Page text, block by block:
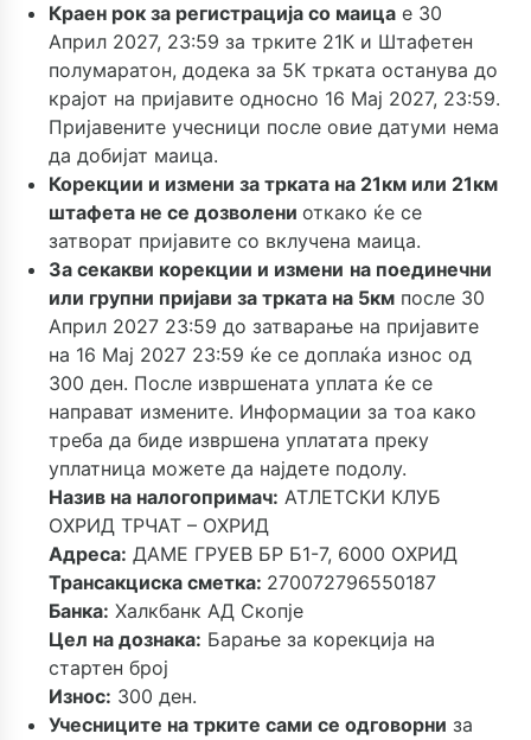
Краен рок за регистрација со маица е 30
Април 2027, 23:59 за трките 21К и Штафетен
полумаратон, додека за 5К трката останува до
крајот на пријавите односно 16 Мај 2027, 23:59.
Пријавените учесници после овие датуми нема
да добијат маица.
Корекции и измени за трката на 21км или 21км
штафета не се дозволени откако ќе се
затворат пријавите со вклучена маица.
За секакви корекции и измени на поединечни
или групни пријави за трката на 5км после 30
Април 2027 23:59 до затварање на пријавите
на 16 Мај 2027 23:59 ќе се доплаќа износ од
300 ден. После извршената уплата ќе се
направат измените. Информации за тоа како
треба да биде извршена уплатата преку
уплатница можете да најдете подолу.
Назив на налогопримач: АТЛЕТСКИ КЛУБ
ОХРИД ТРЧАТ – ОХРИД
Адреса: ДАМЕ ГРУЕВ БР Б1-7, 6000 ОХРИД
Трансакциска сметка: 270072796550187
Банка: Халкбанк АД Скопје
Цел на дознака: Барање за корекција на
стартен број
Износ: 300 ден.
Учесниците на трките сами се одговорни за